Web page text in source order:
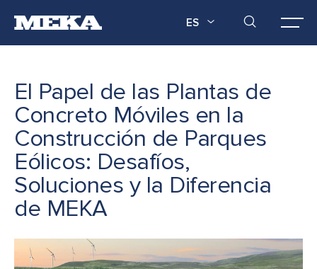
ES
El Papel de las Plantas de
Concreto Móviles en la
Construcción de Parques
Eólicos: Desafíos,
Soluciones y la Diferencia
de MEKA